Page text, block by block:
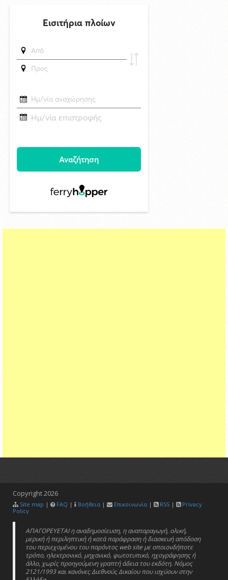
υποστεί φθορές στο λιμάνι του Τούρλου
δημοσιεύθηκε 17 ώρες πριν
Copyright2026
Site map | FAQ | Βοήθεια | Επικοινωνία | RSS |
Privacy
Policy
ΑΠΑΓΟΡΕΥΕΤΑΙ η αναδημοσίευση, η αναπαραγωγή, ολική,
μερική ή περιληπτική ή κατά παράφραση ή διασκευή απόδοση
του περιεχομένου του παρόντος web site με οποιονδήποτε
τρόπο, ηλεκτρονικό, μηχανικό, φωτοτυπικό, ηχογράφησης ή
άλλο, χωρίς προηγούμενη γραπτή άδεια του εκδότη. Νόμος
2121/1993 και κανόνες Διεθνούς Δικαίου που ισχύουν στην